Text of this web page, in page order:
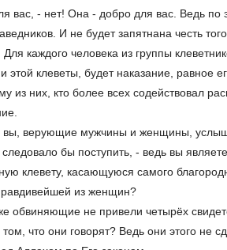
вас, - нет! Она - добро для вас. Ведь по
И не будет запятнана честь
Для каждого человека из группы
этой клеветы, будет наказание, равное
из них, кто более всех содействовал
вы, верующие мужчины и женщины,
бы поступить, - ведь вы
клевету, касающуюся самого
из женщин?
обвиняющие не привели четырёх
том, что они говорят? Ведь они этого не